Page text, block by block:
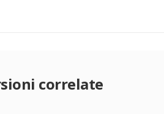
correlate